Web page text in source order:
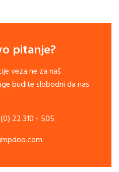
pitanje?
veza ne za naš
budite slobodni da nas
22 310 - 505